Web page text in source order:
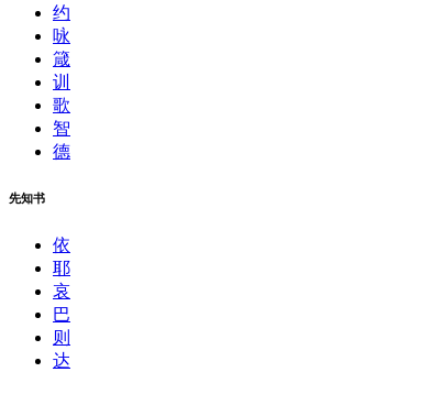
约
咏
箴
训
歌
智
德
先知书
依
耶
哀
巴
则
达